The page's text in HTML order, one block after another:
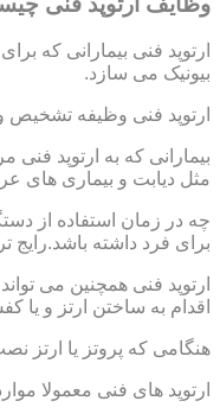
ارتوپد فنی بیمارانی که
بیونیک می سازد.
ارتوپد فنی وظیفه
بیمارانی که به ارتوپد
مثل دیابت و بیماری های
چه در زمان استفاده از
برای فرد داشته باشد.رایج
ارتوپد فنی همچنین می
اقدام به ساختن ارتز و
هنگامی که پروتز یا ارتز
ارتوپد های فنی معمولا